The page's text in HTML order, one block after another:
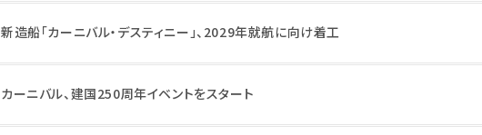
新造船「カーニバル・デスティニー」、2029年就航に向け着工
カーニバル、建国250周年イベントをスタート